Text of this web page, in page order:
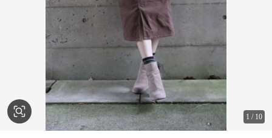
1 / 10